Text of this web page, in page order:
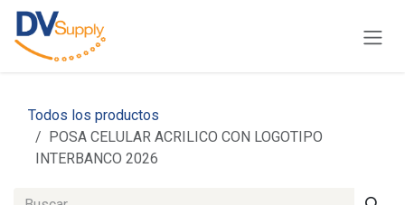
Ir al contenido
Todos los productos
POSA CELULAR ACRILICO CON LOGOTIPO
INTERBANCO 2026